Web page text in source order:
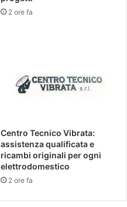
2 ore fa
Centro Tecnico Vibrata:
assistenza qualificata e
ricambi originali per ogni
elettrodomestico
2 ore fa